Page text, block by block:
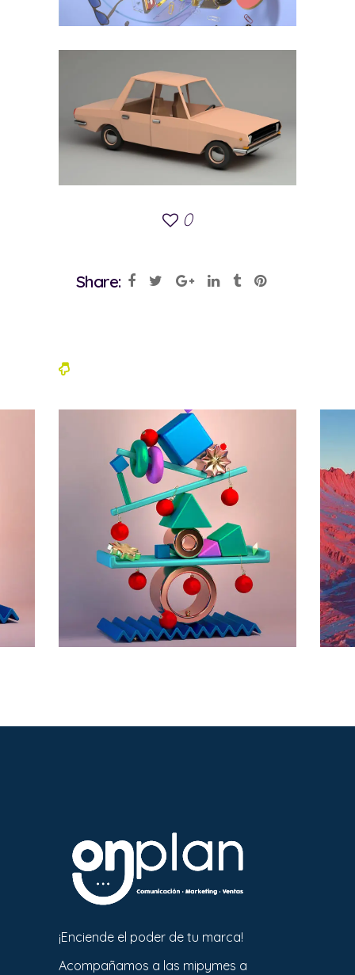
0
Share:
Poetry of Peace
Formed Into the
Paintings
Art
¡Enciende el poder de tu marca!
Acompañamos a las mipymes a